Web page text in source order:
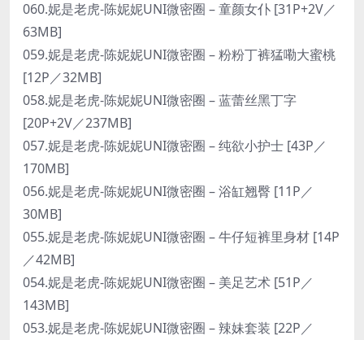
060.妮是老虎-陈妮妮UNI微密圈 – 童颜女仆 [31P+2V／
63MB]
059.妮是老虎-陈妮妮UNI微密圈 – 粉粉丁裤猛嘞大蜜桃
[12P／32MB]
058.妮是老虎-陈妮妮UNI微密圈 – 蓝蕾丝黑丁字
[20P+2V／237MB]
057.妮是老虎-陈妮妮UNI微密圈 – 纯欲小护士 [43P／
170MB]
056.妮是老虎-陈妮妮UNI微密圈 – 浴缸翘臀 [11P／
30MB]
055.妮是老虎-陈妮妮UNI微密圈 – 牛仔短裤里身材 [14P
／42MB]
054.妮是老虎-陈妮妮UNI微密圈 – 美足艺术 [51P／
143MB]
053.妮是老虎-陈妮妮UNI微密圈 – 辣妹套装 [22P／